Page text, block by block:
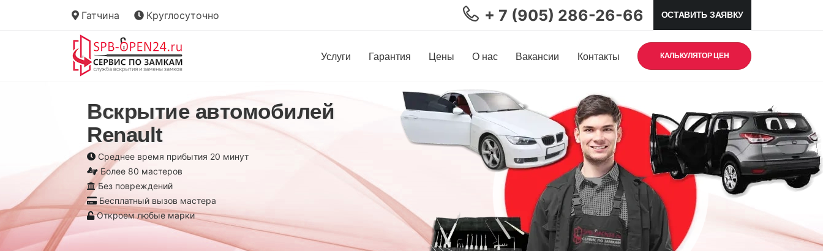
Гатчина Круглосуточно + 7 (905) 286-26-66 ОСТАВИТЬ ЗАЯВКУ
Услуги Гарантия Цены О нас Вакансии Контакты КАЛЬКУЛЯТОР ЦЕН
Вскрытие автомобилей
Renault
Среднее время прибытия 20 минут
Более 80 мастеров
Без повреждений
Бесплатный вызов мастера
Откроем любые марки